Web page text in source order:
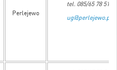
Perlejewo
tel. 085/65 78 515
ug@perlejewo.pl